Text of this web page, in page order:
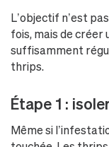
L’objectif n’est
fois, mais de
suffisamment
thrips.
Étape 1 :
Même si